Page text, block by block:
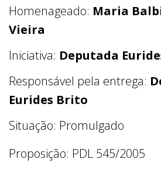
Homenageado: Maria
Vieira
Iniciativa: Deputada
Responsável pela entrega:
Eurides Brito
Situação: Promulgado
Proposição: PDL 545/2005